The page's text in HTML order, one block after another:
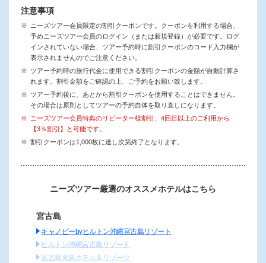
注意事項
ニーズツアー会員限定の割引クーポンです。クーポンを利用する場合、
予めニーズツアー会員のログイン（または新規登録）が必要です。ログ
インされていない場合、ツアー予約時に割引クーポンのコード入力欄が
表示されませんのでご注意ください。
ツアー予約時の旅行代金に使用できる割引クーポンの金額が自動計算さ
れます。割引金額をご確認の上、ご予約をお願い致します。
ツアー予約後に、あとから割引クーポンを使用することはできません。
その場合は原則としてツアーの予約自体を取り直しになります。
ニーズツアー会員特典のリピーター様割引、4回目以上のご利用から
【3％割引】と可能です。
割引クーポンは1,000枚に達し次第終了となります。
ニーズツアー厳選のオススメホテルはこちら
宮古島
キャノピーbyヒルトン沖縄宮古島リゾート
ヒルトン沖縄宮古島リゾート
宮古島東急ホテル＆リゾーツ